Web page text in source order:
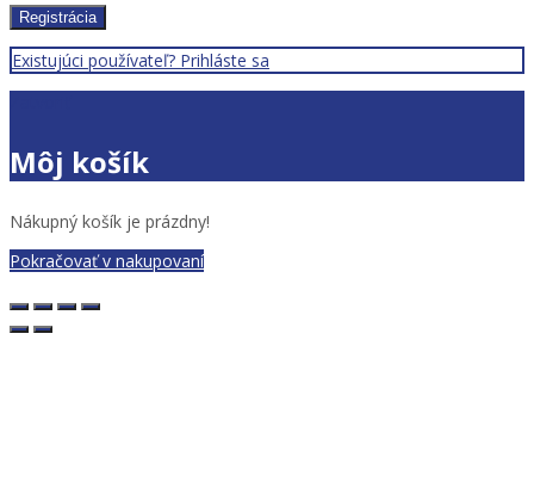
Registrácia
Existujúci používateľ? Prihláste sa
Môj košík
Nákupný košík je prázdny!
Pokračovať v nakupovaní